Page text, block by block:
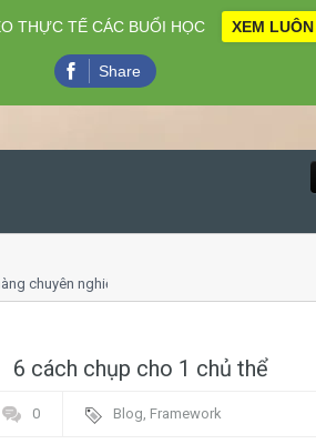
nghiệp
6 cách chụp cho 1 chủ thể
0 Blog, Framework
THỰC TẾ CÁC BUỔI HỌC XEM LUÔN
Share